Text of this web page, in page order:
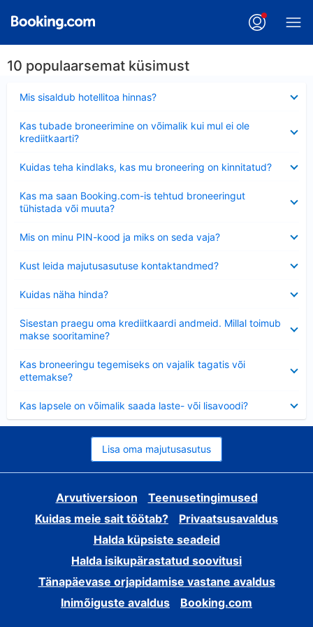
10 populaarsemat küsimust
Mis sisaldub hotellitoa hinnas?
Kas tubade broneerimine on võimalik kui mul ei ole
krediitkaarti?
Kuidas teha kindlaks, kas mu broneering on kinnitatud?
Kas ma saan Booking.com-is tehtud broneeringut
tühistada või muuta?
Mis on minu PIN-kood ja miks on seda vaja?
Kust leida majutusasutuse kontaktandmed?
Kuidas näha hinda?
Sisestan praegu oma krediitkaardi andmeid. Millal toimub
makse sooritamine?
Kas broneeringu tegemiseks on vajalik tagatis või
ettemakse?
Kas lapsele on võimalik saada laste- või lisavoodi?
Lisa oma majutusasutus
Arvutiversioon
Teenusetingimused
Kuidas meie sait töötab?
Privaatsusavaldus
Halda küpsiste seadeid
Halda isikupärastatud soovitusi
Tänapäevase orjapidamise vastane avaldus
Inimõiguste avaldus
Booking.com